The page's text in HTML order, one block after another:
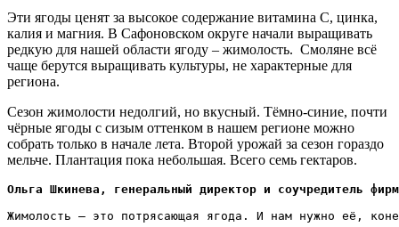
Эти ягоды ценят за высокое содержание витамина С, цинка,
калия и магния. В Сафоновском округе начали выращивать
редкую для нашей области ягоду – жимолость. Смоляне всё
чаще берутся выращивать культуры, не характерные для
региона.
Сезон жимолости недолгий, но вкусный. Тёмно-синие, почти
чёрные ягоды с сизым оттенком в нашем регионе можно
собрать только в начале лета. Второй урожай за сезон гораздо
мельче. Плантация пока небольшая. Всего семь гектаров.
Ольга Шкинева, генеральный директор и соучредитель
Жимолость – это потрясающая ягода. И нам нужно её,